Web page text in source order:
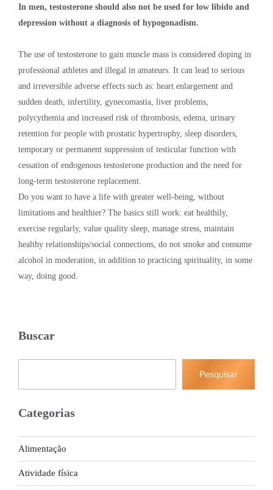
In men, testosterone should also not be used for low libido and
depression without a diagnosis of hypogonadism.
The use of testosterone to gain muscle mass is considered doping in
professional athletes and illegal in amateurs. It can lead to serious
and irreversible adverse effects such as: heart enlargement and
sudden death, infertility, gynecomastia, liver problems,
polycythemia and increased risk of thrombosis, edema, urinary
retention for people with prostatic hypertrophy, sleep disorders,
temporary or permanent suppression of testicular function with
cessation of endogenous testosterone production and the need for
long-term testosterone replacement.
Do you want to have a life with greater well-being, without
limitations and healthier? The basics still work: eat healthily,
exercise regularly, value quality sleep, manage stress, maintain
healthy relationships/social connections, do not smoke and consume
alcohol in moderation, in addition to practicing spirituality, in some
way, doing good.
Buscar
Pesquisar
Categorias
Alimentação
Atividade física